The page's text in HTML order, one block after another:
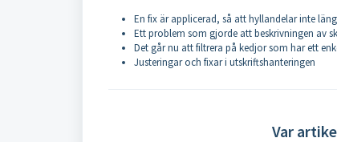
En fix är applicerad, så att hyllandelar inte
Ett problem som gjorde att beskrivningen av
Det går nu att filtrera på kedjor som har ett
Justeringar och fixar i utskriftshanteringen
Var